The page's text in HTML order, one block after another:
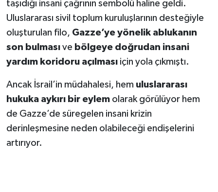
taşıdığı insani çağrının sembolü haline geldi.
Uluslararası sivil toplum kuruluşlarının desteğiyle
oluşturulan filo, Gazze’ye yönelik ablukanın
son bulmasıve bölgeye doğrudan insani
yardım koridoru açılmasıiçin yola çıkmıştı.
Ancak İsrail’in müdahalesi, hem uluslararası
hukuka aykırı bir eylemolarak görülüyor hem
de Gazze’de süregelen insani krizin
derinleşmesine neden olabileceği endişelerini
artırıyor.